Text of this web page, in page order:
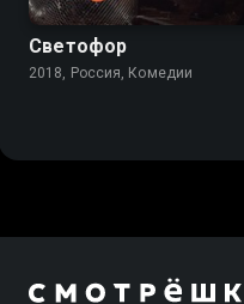
Светофор
2018, Россия, Комедии